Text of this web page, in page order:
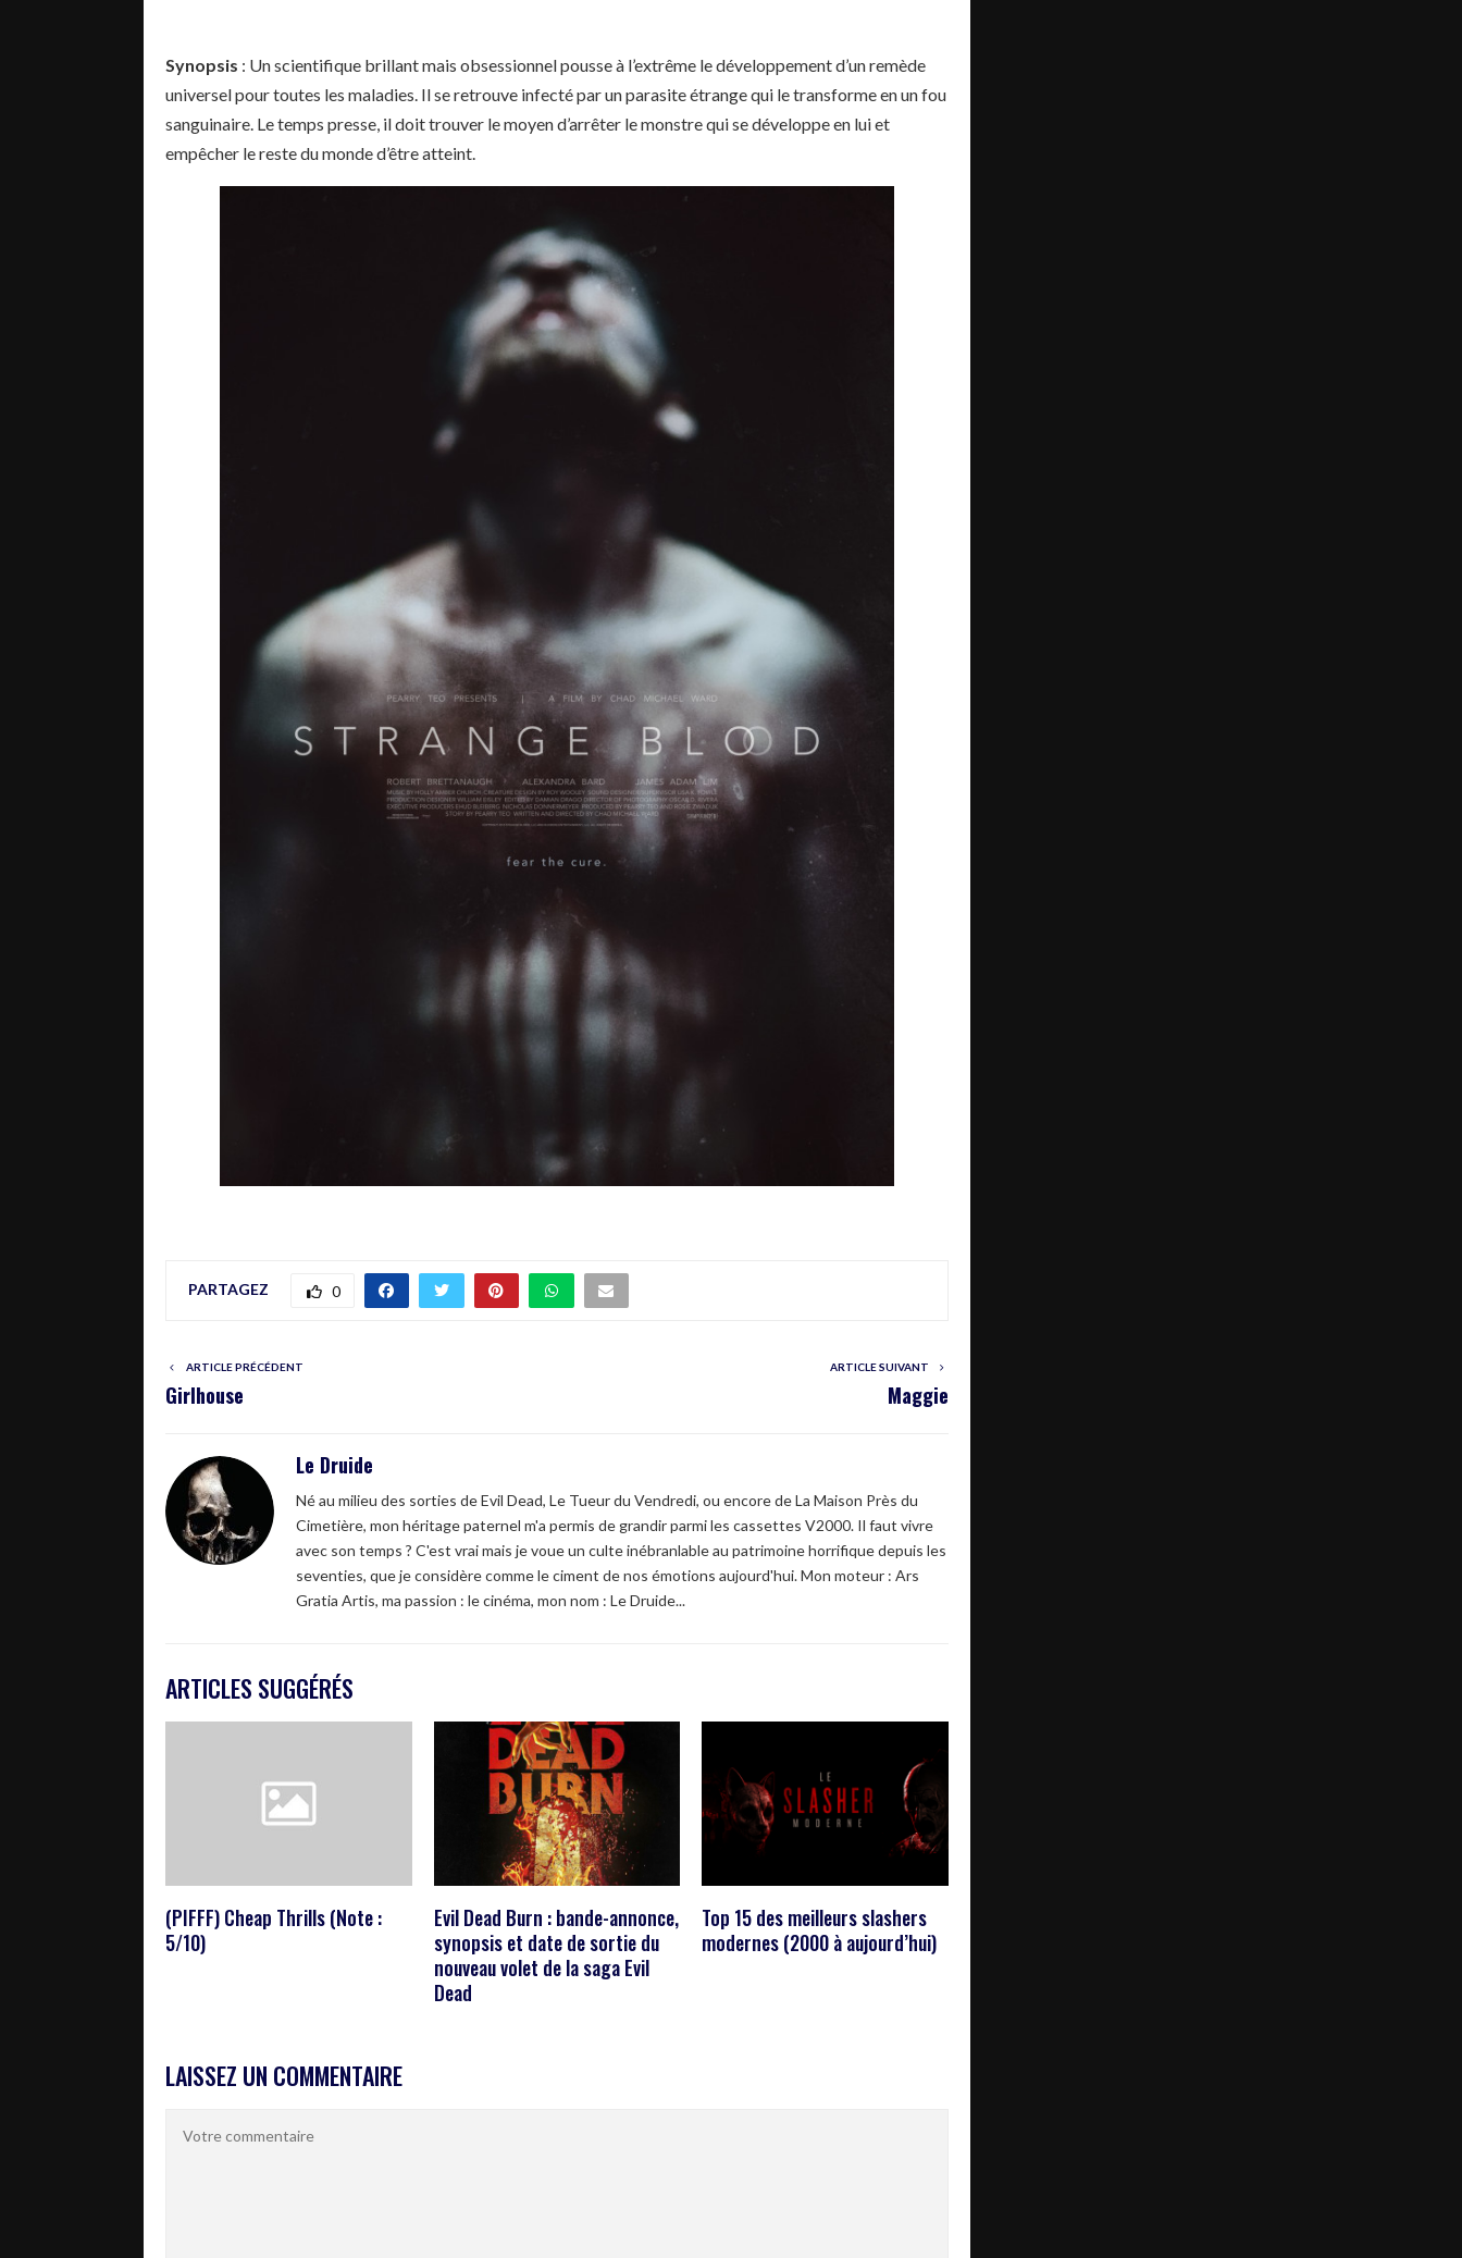
Synopsis : Un scientifique brillant mais obsessionnel pousse à l’extrême le développement d’un remède
universel pour toutes les maladies. Il se retrouve infecté par un parasite étrange qui le transforme en un fou
sanguinaire. Le temps presse, il doit trouver le moyen d’arrêter le monstre qui se développe en lui et
empêcher le reste du monde d’être atteint.
PARTAGEZ 0
ARTICLE PRÉCÉDENT
Girlhouse
ARTICLE SUIVANT
Maggie
Le Druide
Né au milieu des sorties de Evil Dead, Le Tueur du Vendredi, ou encore de La Maison Près du
Cimetière, mon héritage paternel m'a permis de grandir parmi les cassettes V2000. Il faut vivre
avec son temps ? C'est vrai mais je voue un culte inébranlable au patrimoine horrifique depuis les
seventies, que je considère comme le ciment de nos émotions aujourd'hui. Mon moteur : Ars
Gratia Artis, ma passion : le cinéma, mon nom : Le Druide...
ARTICLES SUGGÉRÉS
(PIFFF) Cheap Thrills (Note :
5/10)
Evil Dead Burn : bande-annonce,
synopsis et date de sortie du
nouveau volet de la saga Evil
Dead
Top 15 des meilleurs slashers
modernes (2000 à aujourd’hui)
LAISSEZ UN COMMENTAIRE